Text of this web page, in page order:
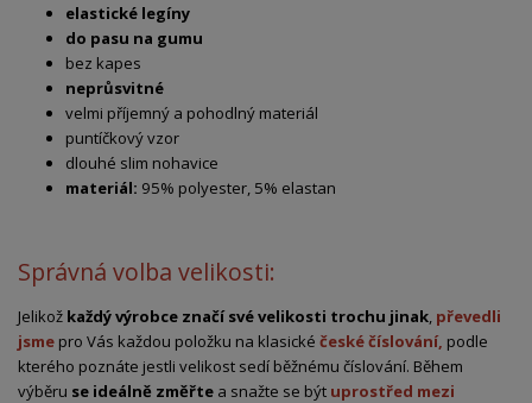
elastické legíny
do pasu na gumu
bez kapes
neprůsvitné
velmi příjemný a pohodlný materiál
puntíčkový vzor
dlouhé slim nohavice
materiál: 95% polyester, 5% elastan
Správná volba velikosti:
Jelikož každý výrobce značí své velikosti trochu jinak, převedli
jsme pro Vás každou položku na klasické české číslování, podle
kterého poznáte jestli velikost sedí běžnému číslování. Během
výběru se ideálně změřte a snažte se být uprostřed mezi